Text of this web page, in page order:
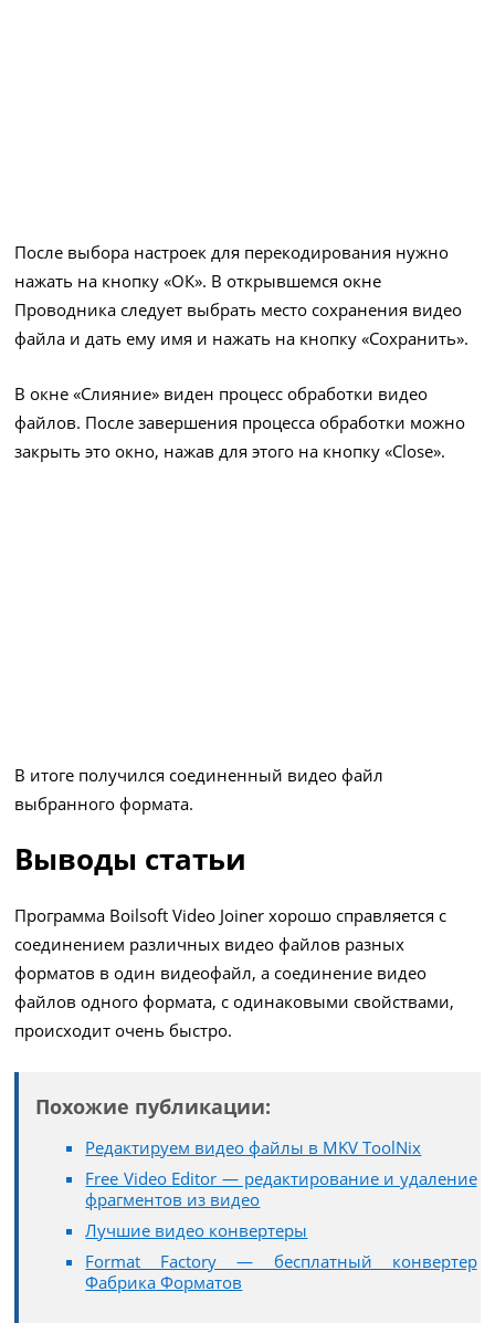
После выбора настроек для перекодирования нужно
нажать на кнопку «ОК». В открывшемся окне
Проводника следует выбрать место сохранения видео
файла и дать ему имя и нажать на кнопку «Сохранить».
В окне «Слияние» виден процесс обработки видео
файлов. После завершения процесса обработки можно
закрыть это окно, нажав для этого на кнопку «Close».
В итоге получился соединенный видео файл
выбранного формата.
Выводы статьи
Программа Boilsoft Video Joiner хорошо справляется с
соединением различных видео файлов разных
форматов в один видеофайл, а соединение видео
файлов одного формата, с одинаковыми свойствами,
происходит очень быстро.
Похожие публикации:
Редактируем видео файлы в MKV ToolNix
Free Video Editor — редактирование и удаление
фрагментов из видео
Лучшие видео конвертеры
Format Factory — бесплатный конвертер
Фабрика Форматов